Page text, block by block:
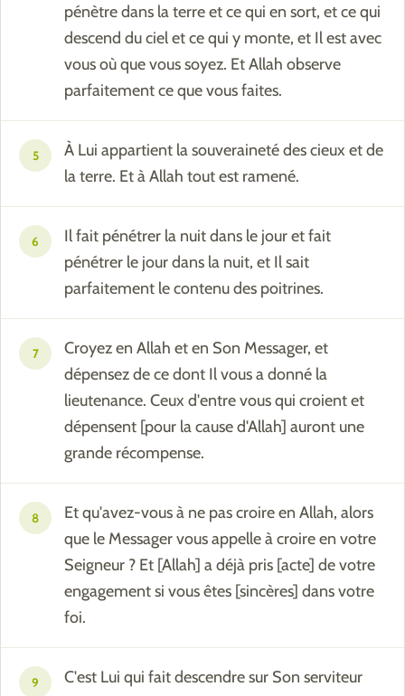
pénètre dans la terre et ce qui en sort, et ce qui
descend du ciel et ce qui y monte, et Il est avec
vous où que vous soyez. Et Allah observe
parfaitement ce que vous faites.
5
À Lui appartient la souveraineté des cieux et de
la terre. Et à Allah tout est ramené.
6
Il fait pénétrer la nuit dans le jour et fait
pénétrer le jour dans la nuit, et Il sait
parfaitement le contenu des poitrines.
7
Croyez en Allah et en Son Messager, et
dépensez de ce dont Il vous a donné la
lieutenance. Ceux d'entre vous qui croient et
dépensent [pour la cause d'Allah] auront une
grande récompense.
8
Et qu'avez-vous à ne pas croire en Allah, alors
que le Messager vous appelle à croire en votre
Seigneur ? Et [Allah] a déjà pris [acte] de votre
engagement si vous êtes [sincères] dans votre
foi.
9
C'est Lui qui fait descendre sur Son serviteur